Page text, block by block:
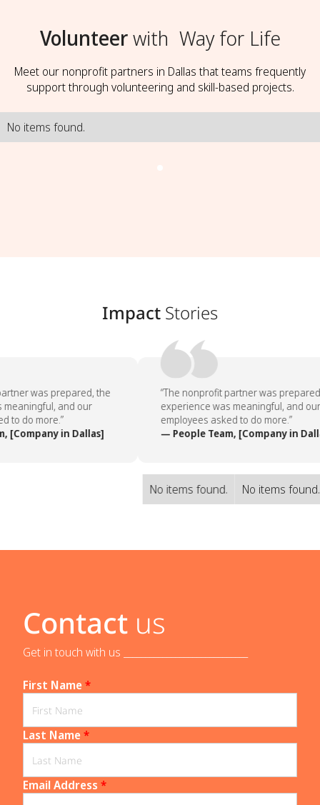
Volunteerwith Way for Life
Meet our nonprofit partners in Dallas that teams frequently
support through volunteering and skill-based projects.
No items found.
Impact Stories
was prepared, the
and our
to do more.”
[Company in Dallas]
“The nonprofit partner was
experience was meaningful, and our
employees asked to do more.”
— People Team, [Company in
No items found. No items found.
Contact us
Get in touch with us _____________________________
First Name*
Last Name*
Email Address *